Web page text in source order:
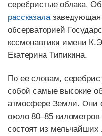
серебристые облака.
рассказалазаведующая
обсерваторией
космонавтики имени
Екатерина Типикина.
По ее словам,
собой самые высокие
атмосфере Земли. Они
около 80–85
состоят из мельчайших